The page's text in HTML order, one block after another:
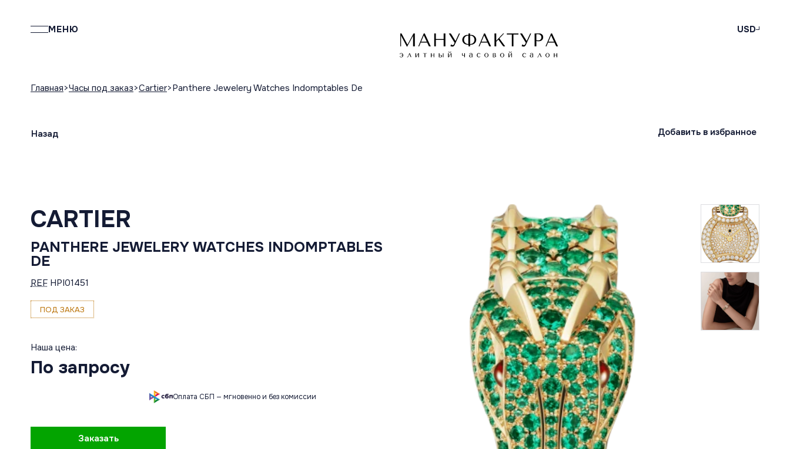
МЕНЮ USD
Главная Часы под заказ Cartier Panthere Jewelery Watches Indomptables De
Назад Добавить в избранное
CARTIER
PANTHERE JEWELERY WATCHES INDOMPTABLES
DE
REF HPI01451
ПОД ЗАКАЗ
Наша цена:
По запросу
Оплата СБП — мгновенно и без комиссии
Заказать